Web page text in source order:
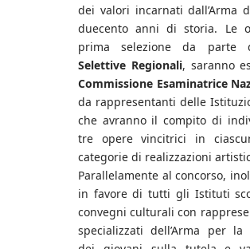
dei valori incarnati dall’Arma
duecento anni di storia. Le
prima selezione da parte
Selettive Regionali, saranno
Commissione Esaminatrice
da rappresentanti delle
che avranno il compito di
tre opere vincitrici in
categorie di realizzazioni
Parallelamente al concorso,
in favore di tutti gli Istituti
convegni culturali con
specializzati dell’Arma per la